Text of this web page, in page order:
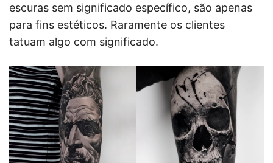
escuras sem significado específico, são apenas
para fins estéticos. Raramente os clientes
tatuam algo com significado.